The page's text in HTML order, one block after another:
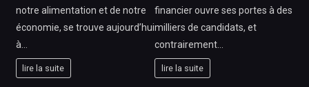
notre alimentation et de notre
économie, se trouve aujourd’hui
à…
lire la suite
financier ouvre ses portes à des
milliers de candidats, et
contrairement…
lire la suite